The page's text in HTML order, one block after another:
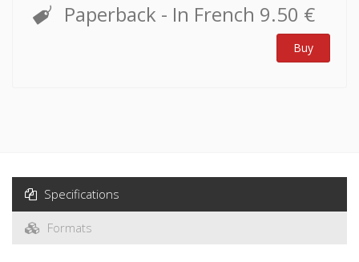
Paperback - In French 9.50 €
Buy
Specifications
Formats